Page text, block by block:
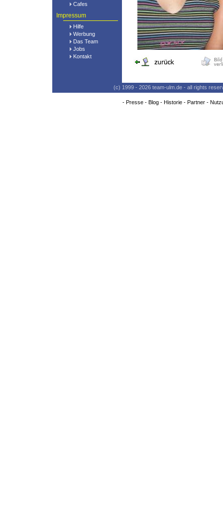
Cafes
Impressum
Hilfe
Werbung
Das Team
Jobs
Kontakt
(c) 1999 - 2026 team-ulm.de - all rights
- Presse- Blog- Historie- Partner-